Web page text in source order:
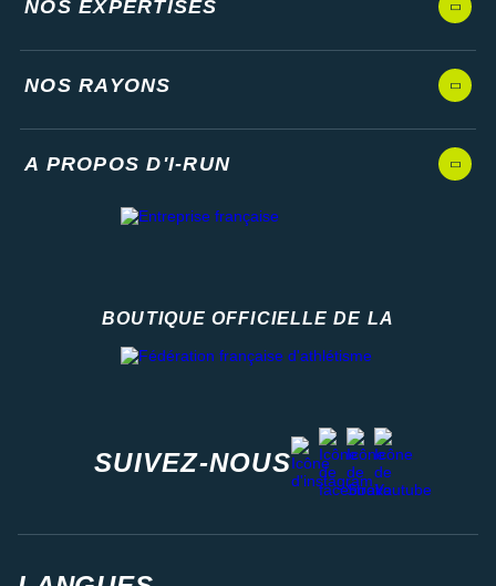
NOS EXPERTISES
NOS RAYONS
A PROPOS D'I-RUN
BOUTIQUE OFFICIELLE DE LA
SUIVEZ-NOUS
instagram
facebook
stravayoutube